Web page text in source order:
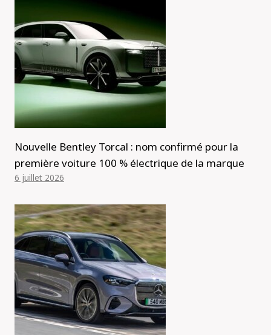
Nouvelle Bentley Torcal : nom confirmé pour la
première voiture 100 % électrique de la marque
6 juillet 2026